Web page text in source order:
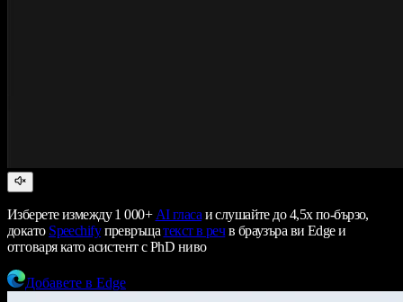
Изберете измежду 1 000+ AI гласа и слушайте до 4,5x по-бързо,
докато Speechifyпревръщатекст в речв браузъра ви Edge и
отговаря като асистент с PhD ниво
Добавете в Edge